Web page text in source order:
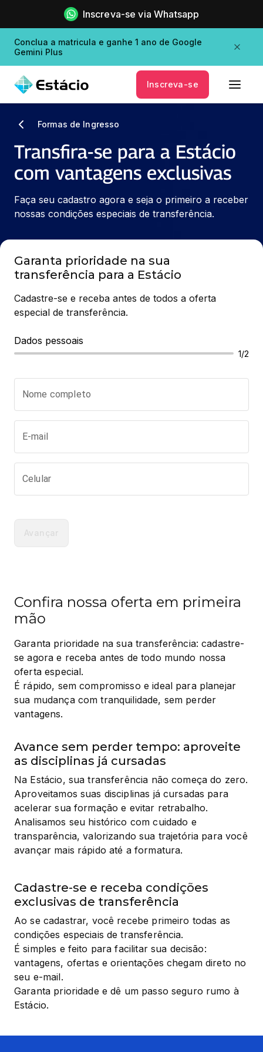
Inscreva-se via Whatsapp
Conclua a matricula e ganhe 1 ano de Google
Gemini Plus
Inscreva-se
Formas de Ingresso
Transfira-se para a Estácio
com vantagens exclusivas
Faça seu cadastro agora e seja o primeiro a receber
nossas condições especiais de transferência.
Garanta prioridade na sua
transferência para a Estácio
Cadastre-se e receba antes de todos a oferta
especial de transferência.
Dados pessoais
1/2
Nome completo
E-mail
Celular
Confira nossa oferta em primeira
mão
Garanta prioridade na sua transferência: cadastre-
se agora e receba antes de todo mundo nossa
oferta especial.
É rápido, sem compromisso e ideal para planejar
sua mudança com tranquilidade, sem perder
vantagens.
Avance sem perder tempo: aproveite
as disciplinas já cursadas
Na Estácio, sua transferência não começa do zero.
Aproveitamos suas disciplinas já cursadas para
acelerar sua formação e evitar retrabalho.
Analisamos seu histórico com cuidado e
transparência, valorizando sua trajetória para você
avançar mais rápido até a formatura.
Cadastre-se e receba condições
exclusivas de transferência
Ao se cadastrar, você recebe primeiro todas as
condições especiais de transferência.
É simples e feito para facilitar sua decisão:
vantagens, ofertas e orientações chegam direto no
seu e-mail.
Garanta prioridade e dê um passo seguro rumo à
Estácio.